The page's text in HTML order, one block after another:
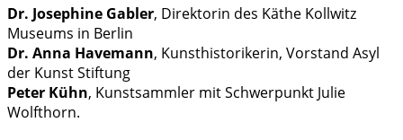
Dr. Josephine Gabler, Direktorin des Käthe Kollwitz
Museums in Berlin
Dr. Anna Havemann, Kunsthistorikerin, Vorstand Asyl
der Kunst Stiftung
Peter Kühn, Kunstsammler mit Schwerpunkt Julie
Wolfthorn.